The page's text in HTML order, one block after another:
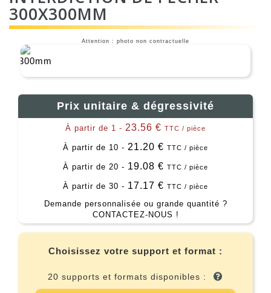
300X300MM
Attention : photo non contractuelle
Prix unitaire & dégressivité
À partir de 1 - 23.56 € TTC / pièce
À partir de 10 - 21.20 € TTC / pièce
À partir de 20 - 19.08 € TTC / pièce
À partir de 30 - 17.17 € TTC / pièce
Demande personnalisée ou grande quantité ?
CONTACTEZ-NOUS !
Choisissez votre support et format :
20 supports et formats disponibles :